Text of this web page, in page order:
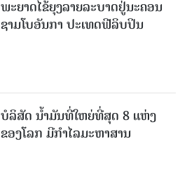
ພະຍາດໄຂ້ຍຸງລາຍລະບາດຢູ່ນະຄອນ
ຊາມໂບ​ອັນກາ ປະເທດຟີລິບປິນ
ບໍລິສັດ ນ້ຳມັນທີ່ໃຫຍ່ທີ່ສຸດ 8 ແຫ່ງ
ຂອງໂລກ ມີກຳໄລມະຫາສານ